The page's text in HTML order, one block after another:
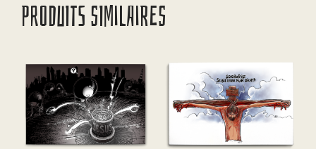
PRODUITS SIMILAIRES